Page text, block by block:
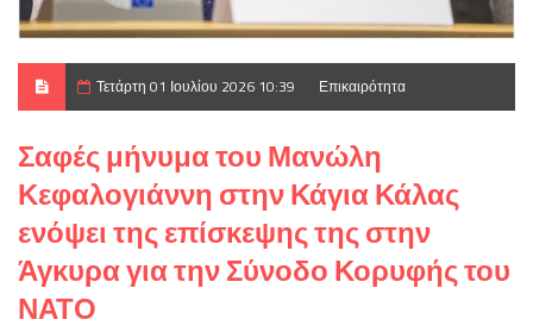
Τετάρτη 01 Ιουλίου 2026 10:39 Επικαιρότητα
Σαφές μήνυμα του Μανώλη
Κεφαλογιάννη στην Κάγια Κάλας
ενόψει της επίσκεψης της στην
Άγκυρα για την Σύνοδο Κορυφής του
ΝΑΤΟ